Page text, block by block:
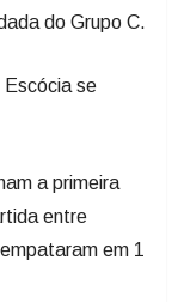
do Grupo C.
Escócia se
a primeira
entre
em 1